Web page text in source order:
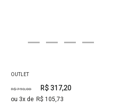
OUTLET
R$ 793,00 R$ 317,20
3 R$ 105,73